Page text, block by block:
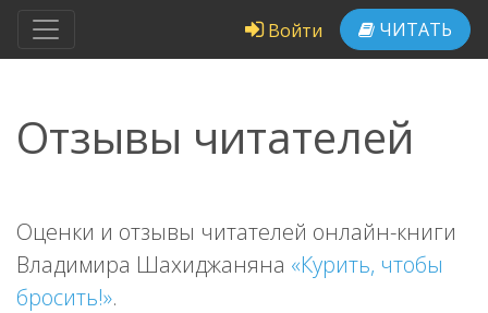
Войти ЧИТАТЬ
Отзывы читателей
Оценки и отзывы читателей онлайн-книги
Владимира Шахиджаняна «Курить, чтобы
бросить!».